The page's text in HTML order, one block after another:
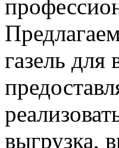
газель для
выгрузка,